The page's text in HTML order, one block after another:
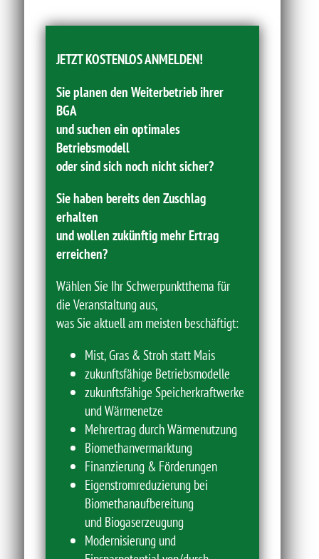
JETZT KOSTENLOS ANMELDEN!
Sie planen den Weiterbetrieb ihrer
BGA
und suchen ein optimales
Betriebsmodell
oder sind sich noch nicht sicher?
Sie haben bereits den Zuschlag
erhalten
und wollen zukünftig mehr Ertrag
erreichen?
Wählen Sie Ihr Schwerpunktthema für
die Veranstaltung aus,
was Sie aktuell am meisten beschäftigt:
Mist, Gras & Stroh statt Mais
zukunftsfähige Betriebsmodelle
zukunftsfähige Speicherkraftwerke
und Wärmenetze
Mehrertrag durch Wärmenutzung
Biomethanvermarktung
Finanzierung & Förderungen
Eigenstromreduzierung bei
Biomethanaufbereitung
und Biogaserzeugung
Modernisierung und